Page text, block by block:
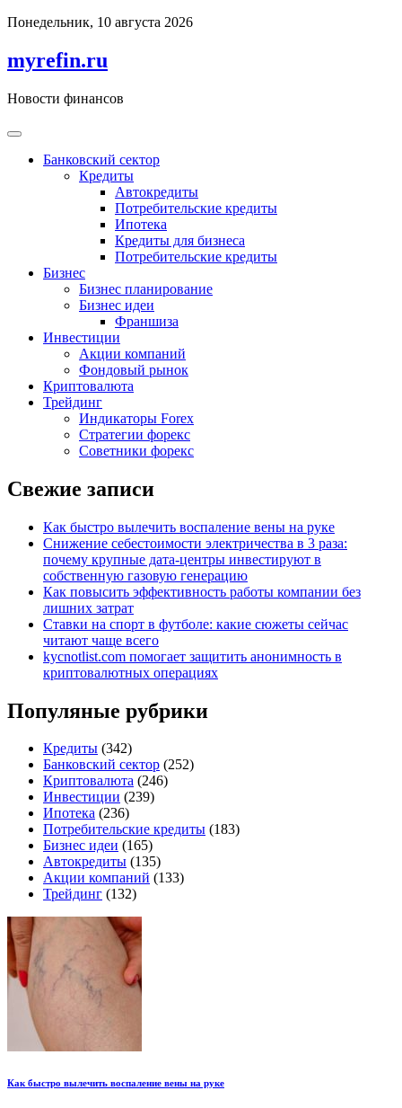
Перейти
содержимому
Понедельник, 10 августа 2026
myrefin.ru
Новости финансов
Банковский сектор
Кредиты
Автокредиты
Потребительские кредиты
Ипотека
Кредиты для бизнеса
Потребительские кредиты
Бизнес
Бизнес планирование
Бизнес идеи
Франшиза
Инвестиции
Акции компаний
Фондовый рынок
Криптовалюта
Трейдинг
Индикаторы Forex
Стратегии форекс
Советники форекс
Свежие записи
Как быстро вылечить воспаление вены на руке
Снижение себестоимости электричества в 3 раза:
почему крупные дата-центры инвестируют в
собственную газовую генерацию
Как повысить эффективность работы компании без
лишних затрат
Ставки на спорт в футболе: какие сюжеты сейчас
читают чаще всего
kycnotlist.com помогает защитить анонимность в
криптовалютных операциях
Популяные рубрики
Кредиты (342)
Банковский сектор (252)
Криптовалюта (246)
Инвестиции (239)
Ипотека (236)
Потребительские кредиты (183)
Бизнес идеи (165)
Автокредиты (135)
Акции компаний (133)
Трейдинг (132)
Как быстро вылечить воспаление вены на руке